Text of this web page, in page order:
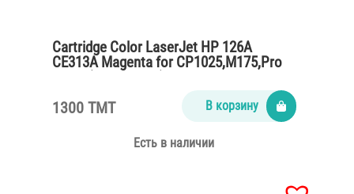
Cartridge Color LaserJet HP 126A
CE313A Magenta for CP1025,M175,Pro
1300 TMT В корзину
Есть в наличии